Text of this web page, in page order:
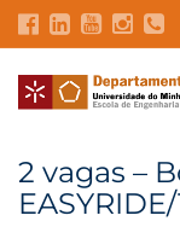
Contatos
2 vagas –